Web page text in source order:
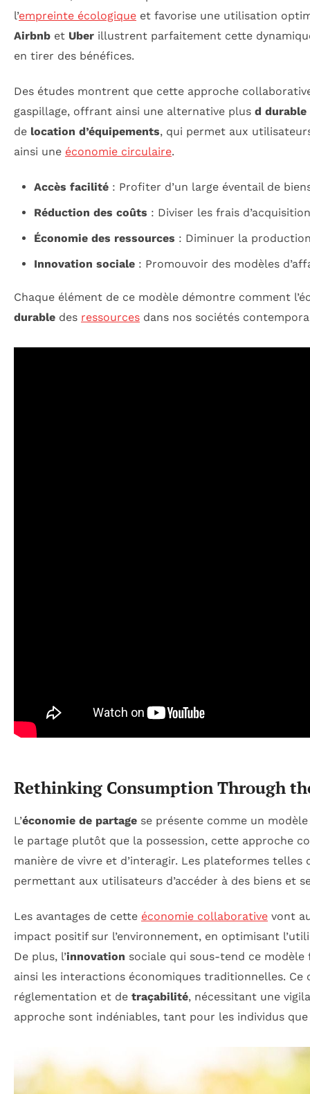
l’empreinte écologique et favorise une utilisation
Airbnb et Uber illustrent parfaitement cette
en tirer des bénéfices.
Des études montrent que cette approche
gaspillage, offrant ainsi une alternative plus d durable
de location d’équipements, qui permet aux
ainsi une économie circulaire.
Accès facilité: Profiter d’un large éventail de
Réduction des coûts : Diviser les frais
Économie des ressources : Diminuer la
Innovation sociale: Promouvoir des modèles
Chaque élément de ce modèle démontre comment
durable des ressources dans nos sociétés
Rethinking Consumption Through
L’économie de partage se présente comme un
le partage plutôt que la possession, cette approche
manière de vivre et d’interagir. Les plateformes
permettant aux utilisateurs d’accéder à des biens et
Les avantages de cette économie collaborative vont
impact positif sur l’environnement, en optimisant
De plus, l’innovation sociale qui sous-tend ce
ainsi les interactions économiques traditionnelles. Ce
réglementation et de traçabilité, nécessitant une
approche sont indéniables, tant pour les individus